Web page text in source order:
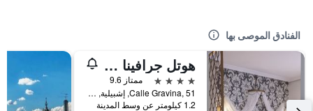
الفنادق الموصى بها
هوتل جرافينا 51
4 نجوم
ممتاز 9.6
Calle Gravina, 51, إشبيلية, منطقة أندلوسيا, أسبانيا
1.2 كيلومتر عن وسط المدينة